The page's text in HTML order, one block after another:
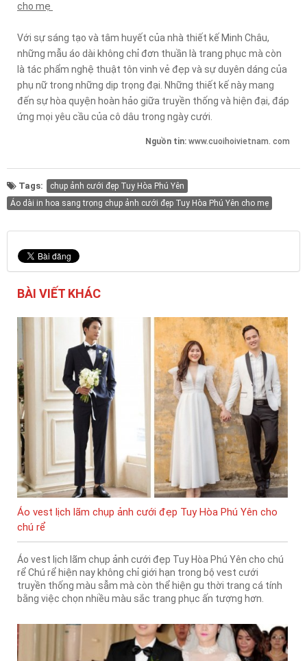
cho mẹ
Với sự sáng tạo và tâm huyết của nhà thiết kế Minh Châu,
những mẫu áo dài không chỉ đơn thuần là trang phục mà còn
là tác phẩm nghệ thuật tôn vinh vẻ đẹp và sự duyên dáng của
phụ nữ trong những dịp trọng đại. Những thiết kế này mang
đến sự hòa quyện hoàn hảo giữa truyền thống và hiện đại, đáp
ứng mọi yêu cầu của cô dâu trong ngày cưới.
Nguồn tin: www.cuoihoivietnam. com
Tags:
chụp ảnh cưới đẹp Tuy Hòa Phú Yên
Áo dài in hoa sang trọng chụp ảnh cưới đẹp Tuy Hòa Phú Yên cho mẹ
BÀI VIẾT KHÁC
Áo vest lịch lãm chụp ảnh cưới đẹp Tuy Hòa Phú Yên cho
chú rể
Áo vest lịch lãm chụp ảnh cưới đẹp Tuy Hòa Phú Yên cho chú
rể Chú rể hiện nay không chỉ giới hạn trong bộ vest cưới
truyền thống màu sẫm mà còn thể hiện gu thời trang cá tính
bằng việc chọn nhiều màu sắc trang phục ấn tượng hơn.